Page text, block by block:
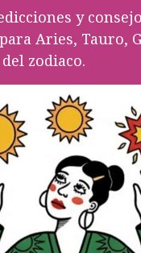
y
Aries, Tauro,
zodiaco.